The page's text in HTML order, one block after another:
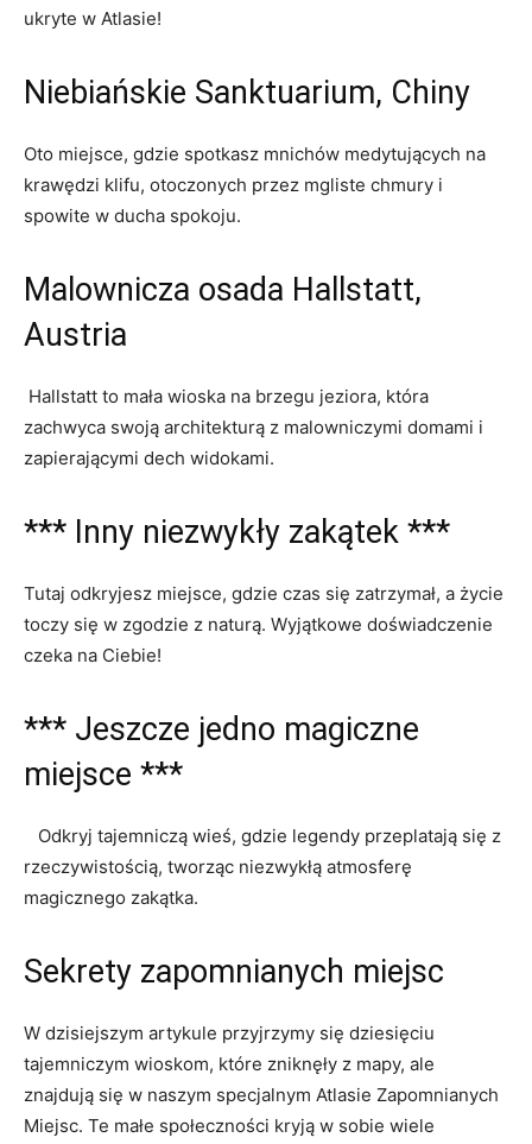
ukryte w Atlasie!
Niebiańskie Sanktuarium, Chiny
Oto miejsce, gdzie spotkasz mnichów medytujących na
krawędzi klifu, otoczonych przez mgliste chmury i
spowite w ducha spokoju.
Malownicza osada Hallstatt,
Austria
⁣ Hallstatt to mała wioska na brzegu jeziora, która
zachwyca ⁢swoją architekturą z malowniczymi domami i
zapierającymi dech widokami.
***‍ Inny niezwykły zakątek ***
Tutaj odkryjesz ‌miejsce, gdzie czas się zatrzymał, a życie‍
toczy się w zgodzie z naturą. Wyjątkowe doświadczenie
czeka na Ciebie!
*** Jeszcze jedno magiczne
miejsce ⁢***
⁤‍ ​ ⁤ Odkryj tajemniczą wieś, gdzie legendy⁣ przeplatają‌ się z
⁤rzeczywistością, tworząc niezwykłą atmosferę
magicznego zakątka.
Sekrety zapomnianych miejsc
W dzisiejszym artykule przyjrzymy się dziesięciu
tajemniczym wioskom, które zniknęły z mapy, ale
znajdują się w naszym specjalnym ​Atlasie Zapomnianych
Miejsc. Te małe społeczności kryją w sobie wiele